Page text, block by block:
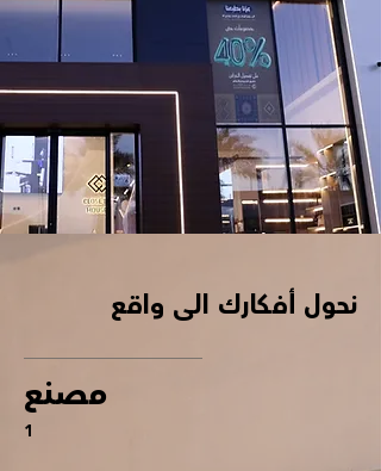
نحول أفكارك الى واقع
مصنع
1